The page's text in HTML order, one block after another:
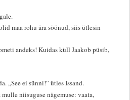
maa rohu ära söönud, siis ütlesin
andeks! Kuidas küll Jaakob püsib,
„See ei sünni!” ütles Issand.
mulle niisuguse nägemuse: vaata,